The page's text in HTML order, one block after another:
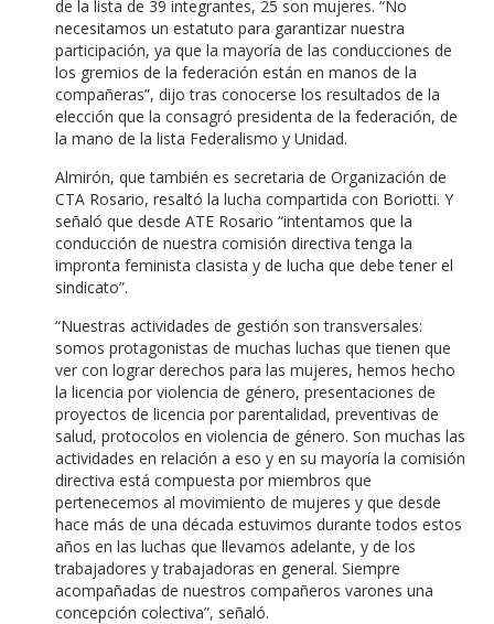
de la lista de 39 integrantes, 25 son mujeres. “No
necesitamos un estatuto para garantizar nuestra
participación, ya que la mayoría de las conducciones de
los gremios de la federación están en manos de la
compañeras”, dijo tras conocerse los resultados de la
elección que la consagró presidenta de la federación, de
la mano de la lista Federalismo y Unidad.
Almirón, que también es secretaria de Organización de
CTA Rosario, resaltó la lucha compartida con Boriotti. Y
señaló que desde ATE Rosario “intentamos que la
conducción de nuestra comisión directiva tenga la
impronta feminista clasista y de lucha que debe tener el
sindicato”.
“Nuestras actividades de gestión son transversales:
somos protagonistas de muchas luchas que tienen que
ver con lograr derechos para las mujeres, hemos hecho
la licencia por violencia de género, presentaciones de
proyectos de licencia por parentalidad, preventivas de
salud, protocolos en violencia de género. Son muchas las
actividades en relación a eso y en su mayoría la comisión
directiva está compuesta por miembros que
pertenecemos al movimiento de mujeres y que desde
hace más de una década estuvimos durante todos estos
años en las luchas que llevamos adelante, y de los
trabajadores y trabajadoras en general. Siempre
acompañadas de nuestros compañeros varones una
concepción colectiva”, señaló.